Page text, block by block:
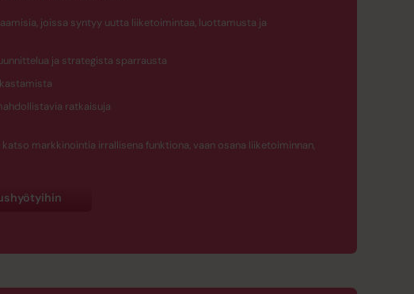
joissa syntyy uutta liiketoimintaa, luottamusta ja
ja strategista sparrausta
ratkaisuja
markkinointia irrallisena funktiona, vaan osana liiketoiminnan,